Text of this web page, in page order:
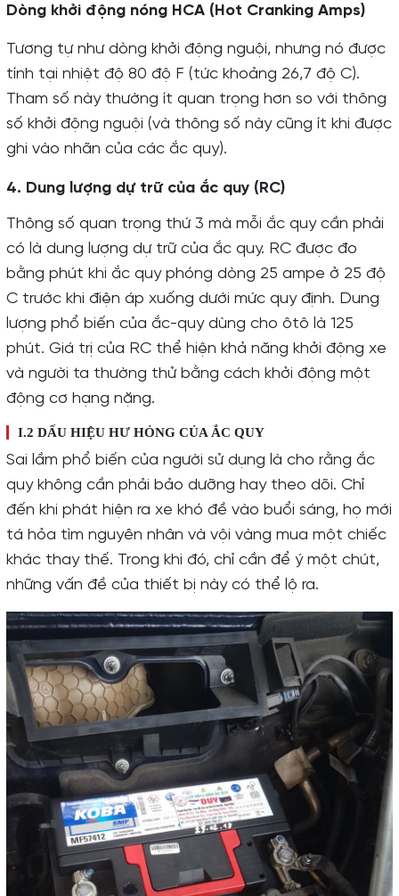
Dòng khởi động nóng HCA (Hot Cranking Amps)
Tương tự như dòng khởi động nguội, nhưng nó được
tính tại nhiệt độ 80 độ F (tức khoảng 26,7 độ C).
Tham số này thường ít quan trọng hơn so với thông
số khởi động nguội (và thông số này cũng ít khi được
ghi vào nhãn của các ắc quy).
4. Dung lượng dự trữ của ắc quy (RC)
Thông số quan trọng thứ 3 mà mỗi ắc quy cần phải
có là dung lượng dự trữ của ắc quy. RC được đo
bằng phút khi ắc quy phóng dòng 25 ampe ở 25 độ
C trước khi điện áp xuống dưới mức quy định. Dung
lượng phổ biến của ắc-quy dùng cho ôtô là 125
phút. Giá trị của RC thể hiện khả năng khởi động xe
và người ta thường thử bằng cách khởi động một
động cơ hạng nặng.
I.2 DẤU HIỆU HƯ HỎNG CỦA ẮC QUY
Sai lầm phổ biến của người sử dụng là cho rằng ắc
quy không cần phải bảo dưỡng hay theo dõi. Chỉ
đến khi phát hiện ra xe khó đề vào buổi sáng, họ mới
tá hỏa tìm nguyên nhân và vội vàng mua một chiếc
khác thay thế. Trong khi đó, chỉ cần để ý một chút,
những vấn đề của thiết bị này có thể lộ ra.